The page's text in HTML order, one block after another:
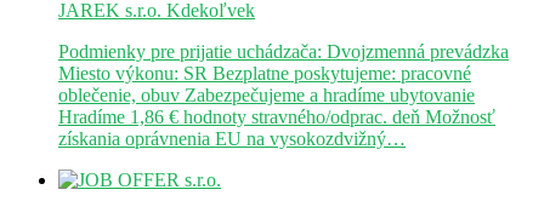
JAREK s.r.o. Kdekoľvek
Podmienky pre prijatie uchádzača: Dvojzmenná prevádzka
Miesto výkonu: SR Bezplatne poskytujeme: pracovné
oblečenie, obuv Zabezpečujeme a hradíme ubytovanie
Hradíme 1,86 € hodnoty stravného/odprac. deň Možnosť
získania oprávnenia EU na vysokozdvižný…